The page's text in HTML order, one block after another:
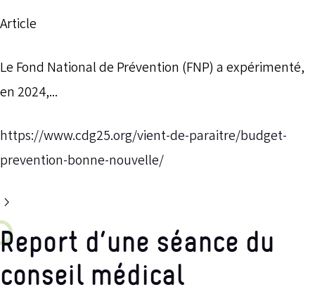
Article
Le Fond National de Prévention (FNP) a expérimenté,
en 2024,...
https://www.cdg25.org/vient-de-paraitre/budget-
prevention-bonne-nouvelle/
Report d’une séance du
conseil médical